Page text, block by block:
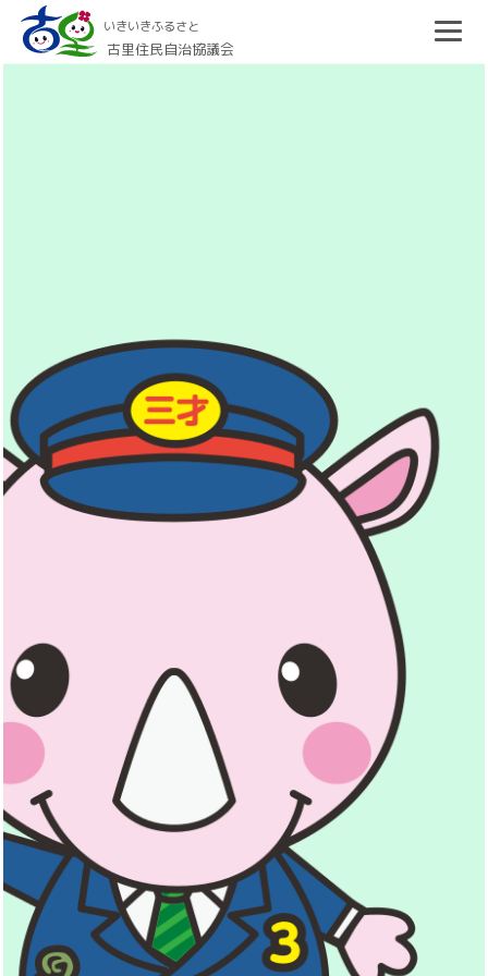
いきいきふるさと
古里住民自治協議会